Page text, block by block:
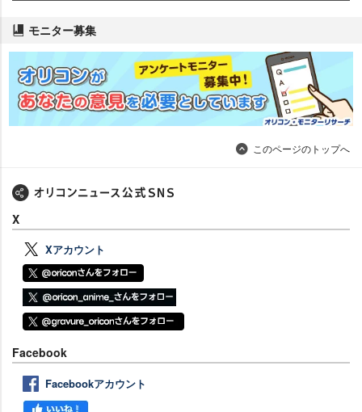
モニター募集
このページのトップへ
X
Xアカウント
Facebook
Facebookアカウント